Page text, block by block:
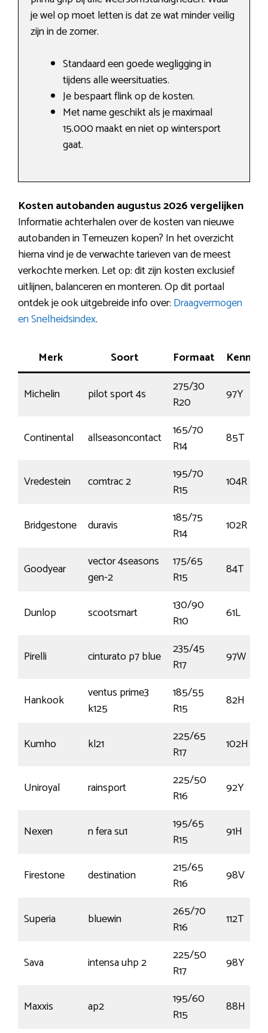
je wel op moet letten is dat ze wat minder veilig
zijn in de zomer.
Standaard een goede wegligging in
tijdens alle weersituaties.
Je bespaart flink op de kosten.
Met name geschikt als je maximaal
15.000 maakt en niet op wintersport
gaat.
Kosten autobanden augustus 2026 vergelijken
Informatie achterhalen over de kosten van nieuwe
autobanden in Terneuzen kopen? In het overzicht
hierna vind je de verwachte tarieven van de meest
verkochte merken. Let op: dit zijn kosten exclusief
uitlijnen, balanceren en monteren. Op dit portaal
ontdek je ook uitgebreide info over: Draagvermogen
en Snelheidsindex.
Merk Soort Formaat
Michelin pilot sport 4s
275/30
R20
97Y
Continental allseasoncontact
165/70
R14
85T
Vredestein comtrac 2
195/70
R15
104R
Bridgestone duravis
185/75
R14
102R
Goodyear
vector 4seasons
gen-2
175/65
R15
84T
Dunlop scootsmart
130/90
R10
61L
Pirelli cinturato p7 blue
235/45
R17
97W
Hankook
ventus prime3
k125
185/55
R15
82H
Kumho kl21
225/65
R17
102H
Uniroyal rainsport
225/50
R16
92Y
Nexen n fera su1
195/65
R15
91H
Firestone destination
215/65
R16
98V
Superia bluewin
265/70
R16
112T
Sava intensa uhp 2
225/50
R17
98Y
Maxxis ap2
195/60
R15
88H